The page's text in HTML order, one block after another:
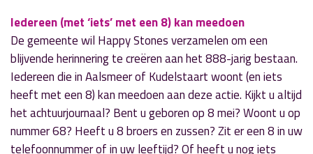
Iedereen (met ‘iets’ met een 8) kan meedoen
De gemeente wil Happy Stones verzamelen om een
blijvende herinnering te creëren aan het 888-jarig bestaan.
Iedereen die in Aalsmeer of Kudelstaart woont (en iets
heeft met een 8) kan meedoen aan deze actie. Kijkt u altijd
het achtuurjournaal? Bent u geboren op 8 mei? Woont u op
nummer 68? Heeft u 8 broers en zussen? Zit er een 8 in uw
telefoonnummer of in uw leeftijd? Of heeft u nog iets